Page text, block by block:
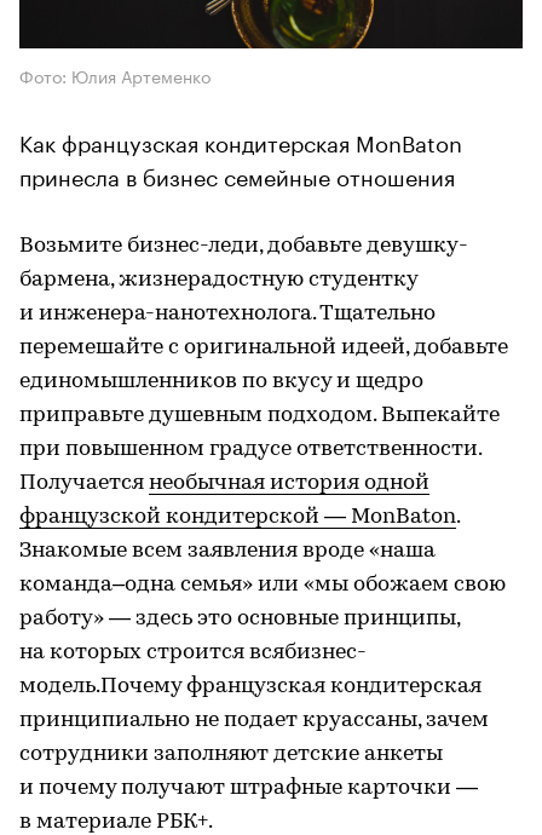
Фото: Юлия Артеменко
Как французская кондитерская MonBaton
принесла в бизнес семейные отношения
Возьмите бизнес-леди, добавьте девушку-
бармена, жизнерадостную студентку
и инженера-нанотехнолога. Тщательно
перемешайте с оригинальной идеей, добавьте
единомышленников по вкусу и щедро
приправьте душевным подходом. Выпекайте
при повышенном градусе ответственности.
Получается необычная история одной
французской кондитерской — MonBaton.
Знакомые всем заявления вроде «наша
команда–одна семья» или «мы обожаем свою
работу» — здесь это основные принципы,
на которых строится всябизнес-
модель.Почему французская кондитерская
принципиально не подает круассаны, зачем
сотрудники заполняют детские анкеты
и почему получают штрафные карточки —
в материале РБК+.